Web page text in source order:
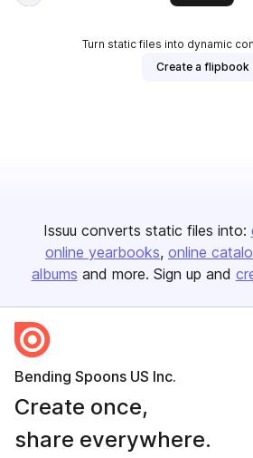
Turn static files into dynamic
Create a flipbook
Issuu converts static files into:
online yearbooks online
albums and more. Sign up and
Bending Spoons US Inc.
Create once,
share everywhere.